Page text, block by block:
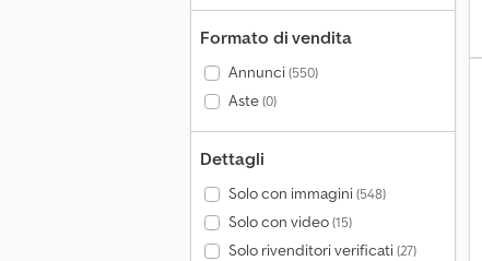
Formato di vendita
Annunci(550)
Aste(0)
Dettagli
Solo con immagini(548)
Solo con video(15)
Solo rivenditori verificati(27)